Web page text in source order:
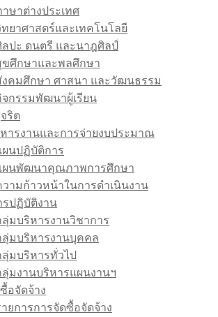
ษาต่างประเทศ
ยาศาสตร์และเทคโนโลยี
ลปะ ดนตรี และนาฎศิลป์
ขศึกษาและพลศึกษา
งคมศึกษา ศาสนา และวัฒนธรรม
จกรรมพัฒนาผู้เรียน
ริต
ารงานและการจ่ายงบประมาณ
ผนปฏิบัติการ
ผนพัฒนาคุณภาพการศึกษา
วามก้าวหน้าในการดำเนินงาน
ปฏิบัติงาน
ลุ่มบริหารงานวิชาการ
ลุ่มบริหารงานบุคคล
ลุ่มบริหารทั่วไป
ลุ่มงานบริหารแผนงานฯ
อจัดจ้าง
ายการการจัดซื้อจัดจ้าง